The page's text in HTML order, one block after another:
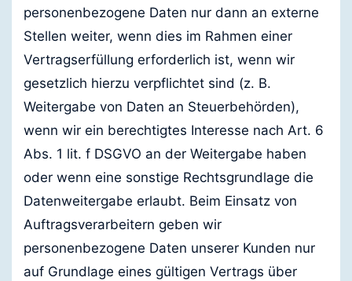
personenbezogene Daten nur dann an externe
Stellen weiter, wenn dies im Rahmen einer
Vertragserfüllung erforderlich ist, wenn wir
gesetzlich hierzu verpflichtet sind (z. B.
Weitergabe von Daten an Steuerbehörden),
wenn wir ein berechtigtes Interesse nach Art. 6
Abs. 1 lit. f DSGVO an der Weitergabe haben
oder wenn eine sonstige Rechtsgrundlage die
Datenweitergabe erlaubt. Beim Einsatz von
Auftragsverarbeitern geben wir
personenbezogene Daten unserer Kunden nur
auf Grundlage eines gültigen Vertrags über